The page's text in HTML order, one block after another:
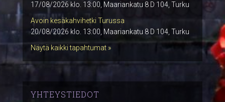
17/08/2026 klo. 13:00, Maariankatu 8 D 104, Turku
Avoin kesäkahvihetki Turussa
20/08/2026 klo. 13:00, Maariankatu 8 D 104, Turku
Näytä kaikki tapahtumat »
YHTEYSTIEDOT